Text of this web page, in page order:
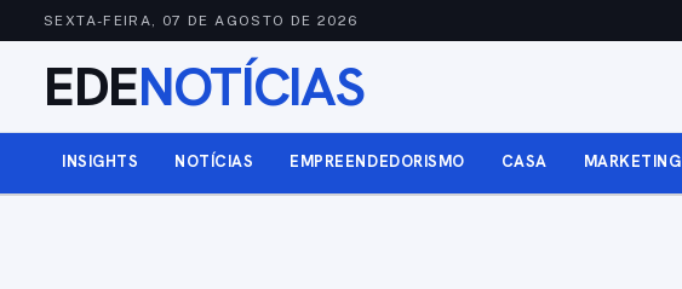
SEXTA-FEIRA, 07 DE AGOSTO DE 2026
EDENOTÍCIAS
INSIGHTS NOTÍCIAS EMPREENDEDORISMO CASA MARKETING